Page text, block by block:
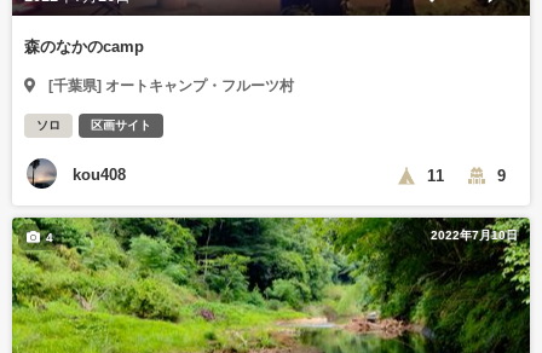
森のなかのcamp
[千葉県] オートキャンプ・フルーツ村
ソロ 区画サイト
kou408 11 9
2022年7月10日
4